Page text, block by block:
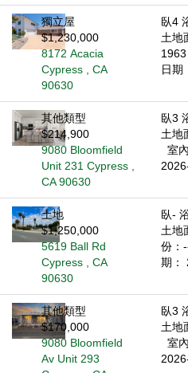
獨立屋
$1,230,000
8172 Acacia
Cypress , CA
90630
臥4
土地
1963
日期
其他類型
$214,900
9080 Bloomfield
Unit 231 Cypress ,
CA 90630
臥3
土地
室
土地
$1,250,000
5619 Ball Rd
Cypress , CA
90630
臥-
土地
份：
期：
其他類型
$170,000
9080 Bloomfield
Av Unit 293
臥3
土地
室